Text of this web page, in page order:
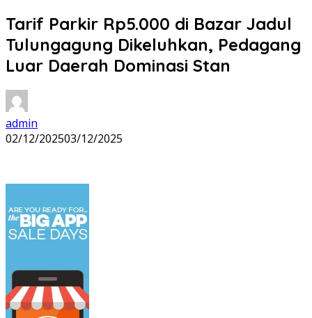
Tarif Parkir Rp5.000 di Bazar Jadul
Tulungagung Dikeluhkan, Pedagang
Luar Daerah Dominasi Stan
admin
02/12/202503/12/2025